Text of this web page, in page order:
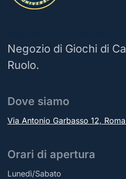
Negozio di Giochi di
Ruolo.
Dove siamo
Via Antonio Garbasso 12,
Orari di apertura
Lunedì/Sabato